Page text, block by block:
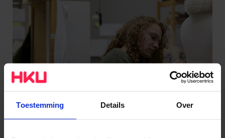
Toestemming Details Over